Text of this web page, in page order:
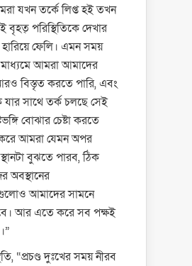
যখন তর্কে লিপ্ত হই তখন
বৃহত্‌ পরিস্থিতিকে দেখার
হারিয়ে ফেলি। এমন সময়
মাধ্যমে আমরা আমাদের
আরও বিস্তৃত করতে পারি, এবং
সাথে তর্ক চলছে সেই
বোঝার চেষ্টা করতে
আমরা যেমন অপর
বুঝতে পারব, ঠিক
অবস্থানের
আমাদের সামনে
আর এতে করে সব পক্ষই
“প্রচণ্ড দুঃখের সময় নীরব